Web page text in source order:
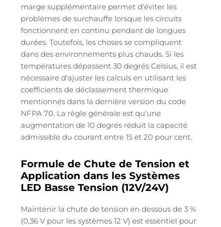
marge supplémentaire permet d'éviter les
problèmes de surchauffe lorsque les circuits
fonctionnent en continu pendant de longues
durées. Toutefois, les choses se compliquent
dans des environnements plus chauds. Si les
températures dépassent 30 degrés Celsius, il est
nécessaire d'ajuster les calculs en utilisant les
coefficients de déclassement thermique
mentionnés dans la dernière version du code
NFPA 70. La règle générale est qu'une
augmentation de 10 degrés réduit la capacité
admissible du courant entre 15 et 20 pour cent.
Formule de Chute de Tension et
Application dans les Systèmes
LED Basse Tension (12V/24V)
Maintenir la chute de tension en dessous de 3 %
(0,36 V pour les systèmes 12 V) est essentiel pour